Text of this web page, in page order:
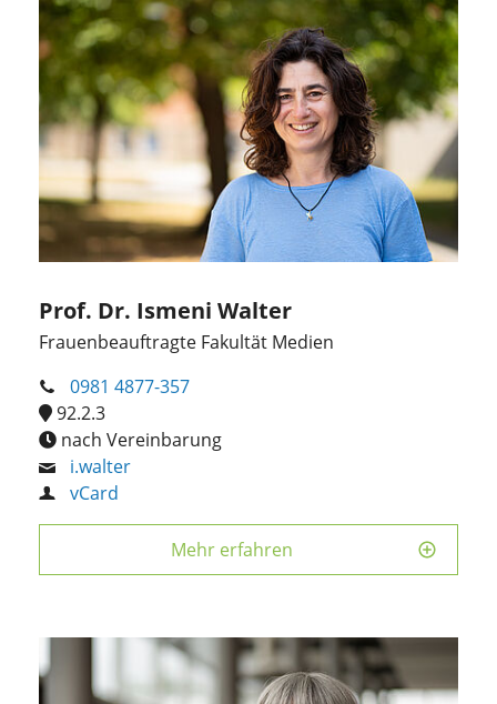
Prof. Dr. Ismeni Walter
Frauenbeauftragte Fakultät Medien
0981 4877-357
92.2.3
nach Vereinbarung
i.walter
vCard
Mehr erfahren